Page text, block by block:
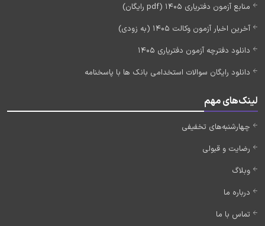
منابع آزمون دفتریاری 1405 (pdf رایگان)
آخرین اخبار آزمون وکالت 1405 (به زودی)
دانلود دفترچه آزمون دفتریاری 1405
دانلود رایگان سوالات استخدامی بانک ها با پاسخنامه
لینک‌های مهم
چهارشنبه‌های تخفیفی
رضایت و قبولی
وبلاگ
درباره ما
تماس با ما